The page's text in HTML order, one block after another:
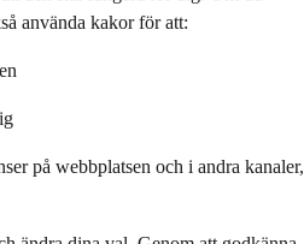
använda kakor för att:
på webbplatsen och i andra kanaler,